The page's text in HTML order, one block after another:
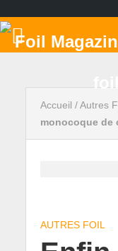
Accueil /Autres
monocoque de
AUTRES FOIL